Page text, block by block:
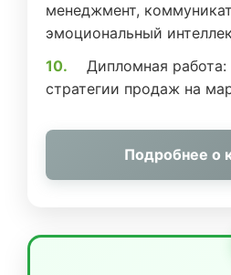
менеджмент,
эмоциональный
Дипломная работа:
стратегии продаж на
Подробнее о